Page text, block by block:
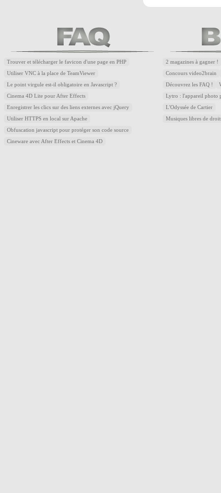
Trouver et télécharger le favicon d'une page en PHP
Utiliser VNC à la place de TeamViewer
Le point virgule est-il obligatoire en Javascript ?
Cinema 4D Lite pour After Effects
Enregistrer les clics sur des liens externes avec jQuery
Utiliser HTTPS en local sur Apache
Obfuscation javascript pour protéger son code source
Cineware avec After Effects et Cinema 4D
2 magazines à gagner !
Concours video2brain
Découvrez les FAQ !
Lytro : l'appareil photo
L'Odyssée de Cartier
Musiques libres de